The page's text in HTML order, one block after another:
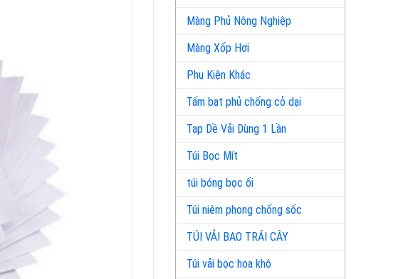
Màng Phủ Nông Nghiệp
Màng Xốp Hơi
Phụ Kiện Khác
Tấm bạt phủ chống cỏ dại
Tạp Dề Vải Dùng 1 Lần
Túi Bọc Mít
túi bóng bọc ổi
Túi niêm phong chống sốc
TÚI VẢI BAO TRÁI CÂY
Túi vải bọc hoa khô